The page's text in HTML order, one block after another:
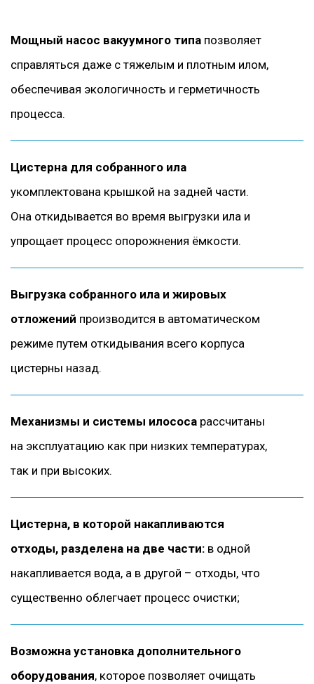
Мощный насос вакуумного типа позволяет
справляться даже с тяжелым и плотным илом,
обеспечивая экологичность и герметичность
процесса.
Цистерна для собранного ила
укомплектована крышкой на задней части.
Она откидывается во время выгрузки ила и
упрощает процесс опорожнения ёмкости.
Выгрузка собранного ила и жировых
отложений производится в автоматическом
режиме путем откидывания всего корпуса
цистерны назад.
Механизмы и системы илососа рассчитаны
на эксплуатацию как при низких температурах,
так и при высоких.
Цистерна, в которой накапливаются
отходы, разделена на две части: в одной
накапливается вода, а в другой – отходы, что
существенно облегчает процесс очистки;
Возможна установка дополнительного
оборудования, которое позволяет очищать